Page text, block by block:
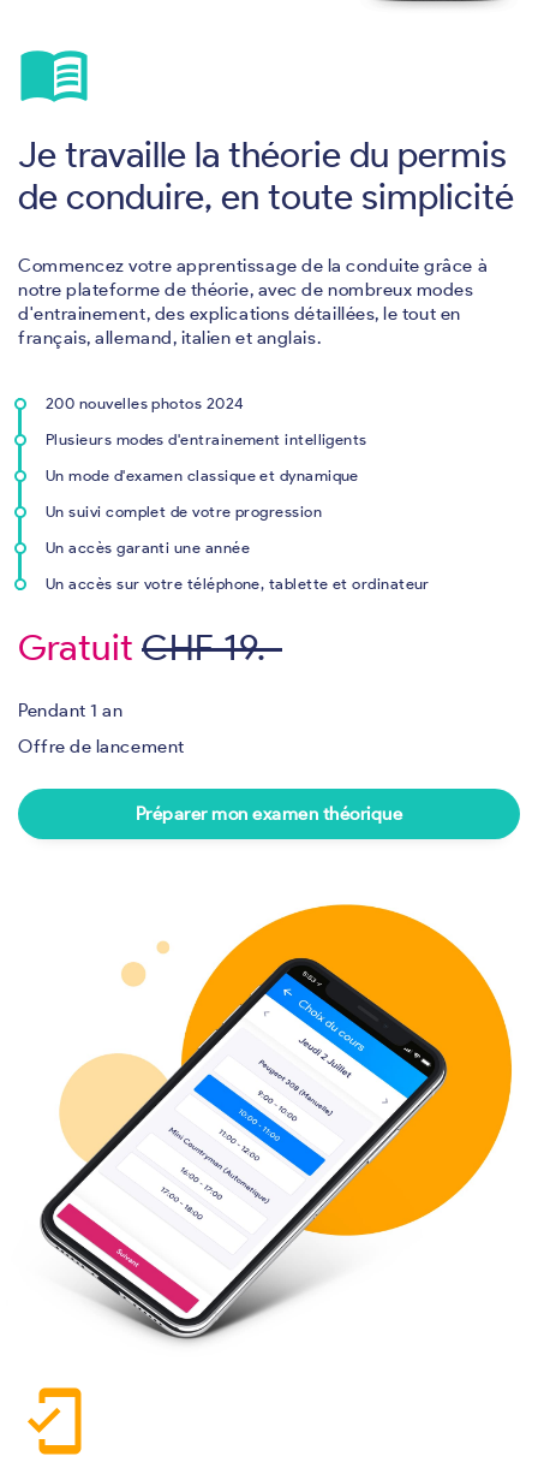
menu_book
Je travaille la théorie du permis
de conduire, en toute simplicité
Commencez votre apprentissage de la conduite grâce à
notre plateforme de théorie, avec de nombreux modes
d'entrainement, des explications détaillées, le tout en
français, allemand, italien et anglais.
200 nouvelles photos 2024
Plusieurs modes d'entrainement intelligents
Un mode d'examen classique et dynamique
Un suivi complet de votre progression
Un accès garanti une année
Un accès sur votre téléphone, tablette et ordinateur
Gratuit CHF 19.-
Pendant 1 an
Offre de lancement
Préparer mon examen théorique
mobile_friendly